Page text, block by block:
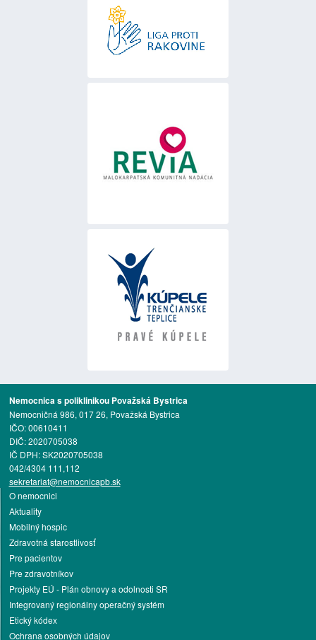
Nemocnica s poliklinikou Považská Bystrica
Nemocničná 986, 017 26, Považská Bystrica
IČO: 00610411
DIČ: 2020705038
IČ DPH: SK2020705038
042/4304 111,112
sekretariat@nemocnicapb.sk
O nemocnici
Aktuality
Mobilný hospic
Zdravotná starostlivosť
Pre pacientov
Pre zdravotníkov
Projekty EÚ - Plán obnovy a odolnosti SR
Integrovaný regionálny operačný systém
Etický kódex
Ochrana osobných údajov